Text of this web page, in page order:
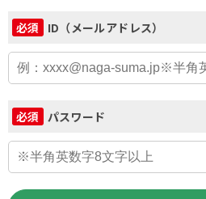
必須 ID（メールアドレス）
必須 パスワード